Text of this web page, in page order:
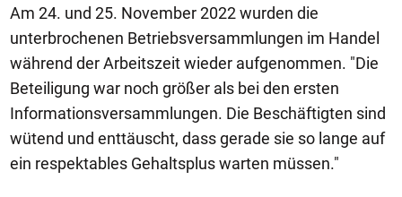
Am 24. und 25. November 2022 wurden die
unterbrochenen Betriebsversammlungen im Handel
während der Arbeitszeit wieder aufgenommen. "Die
Beteiligung war noch größer als bei den ersten
Informationsversammlungen. Die Beschäftigten sind
wütend und enttäuscht, dass gerade sie so lange auf
ein respektables Gehaltsplus warten müssen."